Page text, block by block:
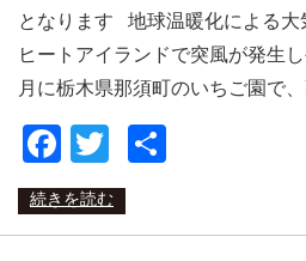
となります 地球温暖化による大
ヒートアイランドで突風が発生
月に栃木県那須町のいちご園で
Facebook
Twitter
続きを読む